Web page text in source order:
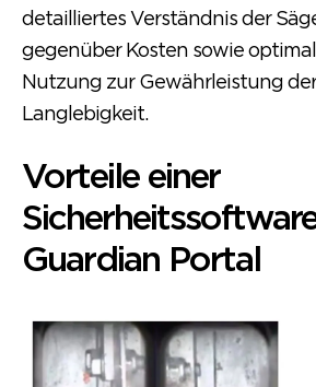
detailliertes Verständnis der
gegenüber Kosten sowie
Nutzung zur Gewährleistung
Langlebigkeit.
Vorteile einer
Guardian Portal